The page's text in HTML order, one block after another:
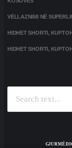
VËLLAZNIMI NË
HIDHET SHORTI,
HIDHET SHORTI,
GJURMË